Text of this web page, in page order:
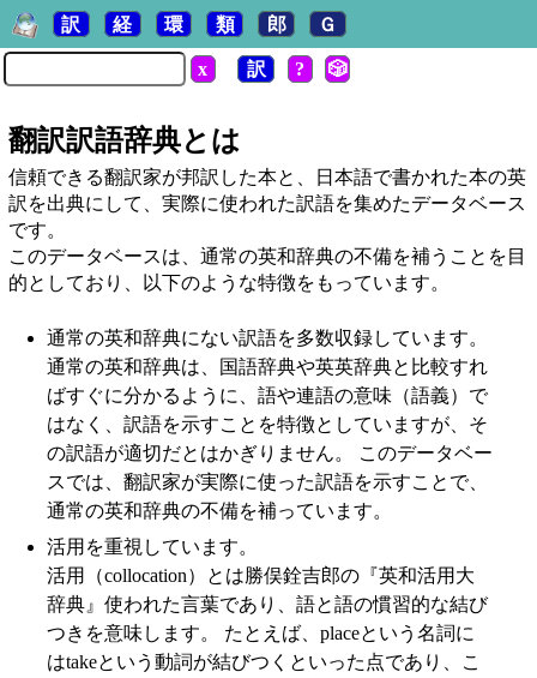
訳 経 環 類 郎 Ｇ
x 訳 ? 🎲
翻訳訳語辞典とは
信頼できる翻訳家が邦訳した本と、日本語で書かれた本の英
訳を出典にして、実際に使われた訳語を集めたデータベース
です。
このデータベースは、通常の英和辞典の不備を補うことを目
的としており、以下のような特徴をもっています。
通常の英和辞典にない訳語を多数収録しています。
通常の英和辞典は、国語辞典や英英辞典と比較すれ
ばすぐに分かるように、語や連語の意味（語義）で
はなく、訳語を示すことを特徴としていますが、そ
の訳語が適切だとはかぎりません。 このデータベー
スでは、翻訳家が実際に使った訳語を示すことで、
通常の英和辞典の不備を補っています。
活用を重視しています。
活用（collocation）とは勝俣銓吉郎の『英和活用大
辞典』使われた言葉であり、語と語の慣習的な結び
つきを意味します。 たとえば、placeという名詞に
はtakeという動詞が結びつくといった点であり、こ